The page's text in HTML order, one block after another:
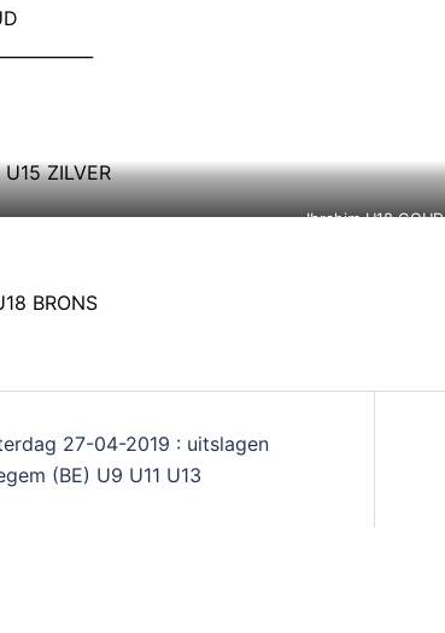
ZILVER
Ibrahim U18 GOUD
BRONS
27-04-2019 : uitslagen
(BE) U9 U11 U13